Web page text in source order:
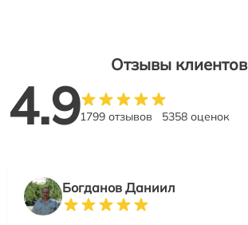
Отзывы клиентов
4.91799 отзывов 5358 оценок
Богданов Даниил